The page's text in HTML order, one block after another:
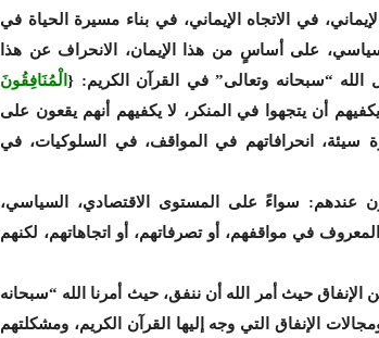
في الاتجاه الإيماني، في بناء مسيرة الحياة في
على أساسٍ من هذا الإيمان، الانحراف عن هذا
الله “سبحانه وتعالى” في القرآن الكريم: { الْمُنَافِقُونَ
من الآية67]، لا يكفيهم أن يتجهوا في المنكر، لا يكفيهم أنهم يقعون على
سيئة، انحرافاتهم في المواقف، في السلوكيات، في
عندهم: سواءً على المستوى الاقتصادي، السياسي،
في مواقفهم، أو تصرفاتهم، أو اتجاهاتهم، لكنهم
حيث أمر الله أن ننفق، حيث أمرنا الله “سبحانه
الإنفاق التي وجه إليها القرآن الكريم، ومشكلتهم